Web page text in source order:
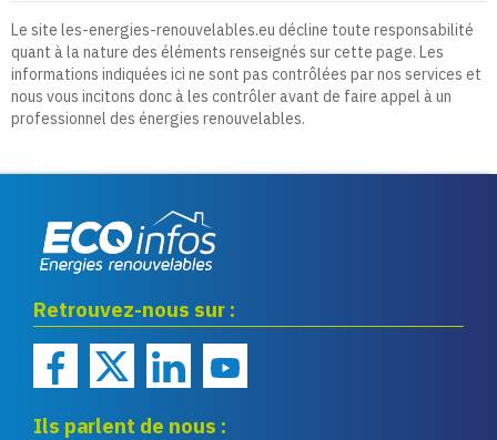
Le site les-energies-renouvelables.eu décline toute responsabilité
quant à la nature des éléments renseignés sur cette page. Les
informations indiquées ici ne sont pas contrôlées par nos services et
nous vous incitons donc à les contrôler avant de faire appel à un
professionnel des énergies renouvelables.
renouvelables
Retrouvez-nous sur :
Ils parlent de nous :